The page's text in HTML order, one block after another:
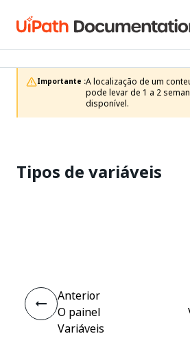
Importante :A localização de um
pode levar de 1 a 2
disponível.
Tipos de variáveis
Anterior
O painel
Variáveis